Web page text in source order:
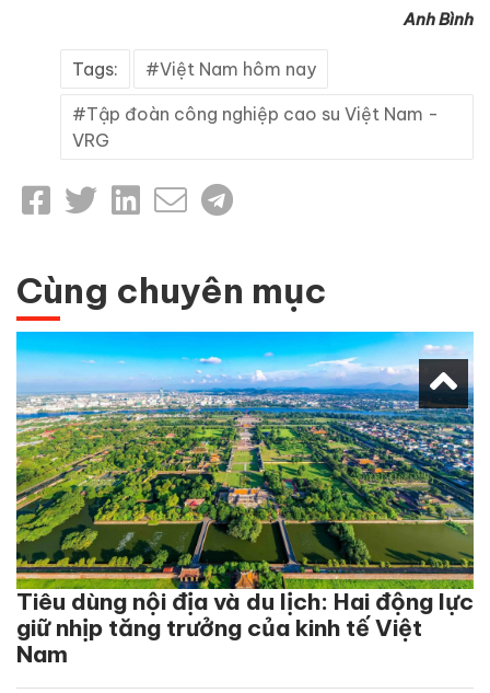
Anh Bình
Tags: Việt Nam hôm nay
Tập đoàn công nghiệp cao su Việt Nam -
VRG
Cùng chuyên mục
Tiêu dùng nội địa và du lịch: Hai động lực
giữ nhịp tăng trưởng của kinh tế Việt
Nam